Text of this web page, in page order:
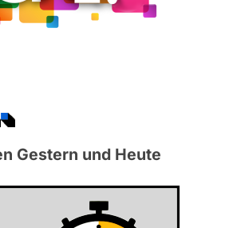
Gestern und Heute